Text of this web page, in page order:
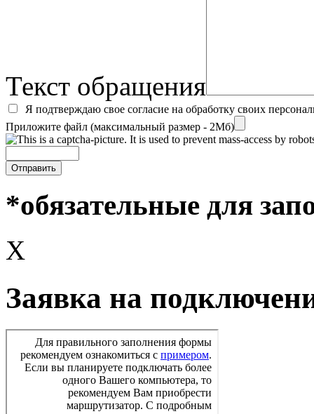
Текст обращения
Я подтверждаю свое согласие на обработку своих
Приложите файл (максимальный размер - 2Мб)
*обязательные для
X
Заявка на